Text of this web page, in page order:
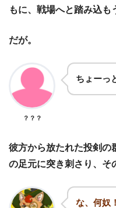
もに、戦場へと踏み込も
だが。
？？？
ちょーっ
彼方から放たれた投剣の
の足元に突き刺さり、そ
な、何奴！